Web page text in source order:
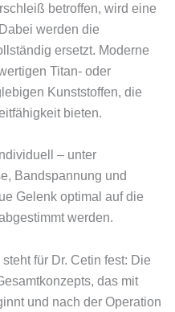
betroffen, wird eine
werden die
ersetzt. Moderne
Titan- oder
Kunststoffen, die
bieten.
– unter
Bandspannung und
Gelenk optimal auf die
werden.
für Dr. Cetin fest: Die
das mit
und nach der Operation